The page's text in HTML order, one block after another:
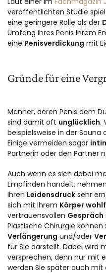
veröffentlichten Studie
eine geringere Rolle als der
Umfang Ihres Penis Ihrem
eine Penisverdickung mit
Gründe für eine
Männer, deren Penis dem
sind damit oft unglücklich.
beispielsweise in der Sauna
Einige vermeiden sogar
Partnerin oder den Partner
Auch wenn es sich dabei
Empfinden handelt,
Ihren Leidensdruck sehr
sich mit Ihrem Körper
vertrauensvollen Gespräch
Plastische Chirurgie
Verlängerung und/oder
für Sie darstellt. Dabei wird
versprechen, denn nur mit
werden Sie später auch mit